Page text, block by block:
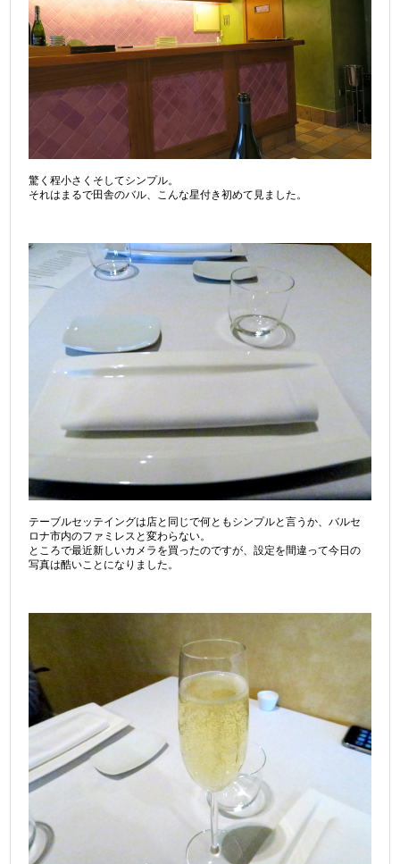
驚く程小さくそしてシンプル。
それはまるで田舎のバル、こんな星付き初めて見ました。
テーブルセッテイングは店と同じで何ともシンプルと言うか、バルセ
ロナ市内のファミレスと変わらない。
ところで最近新しいカメラを買ったのですが、設定を間違って今日の
写真は酷いことになりました。